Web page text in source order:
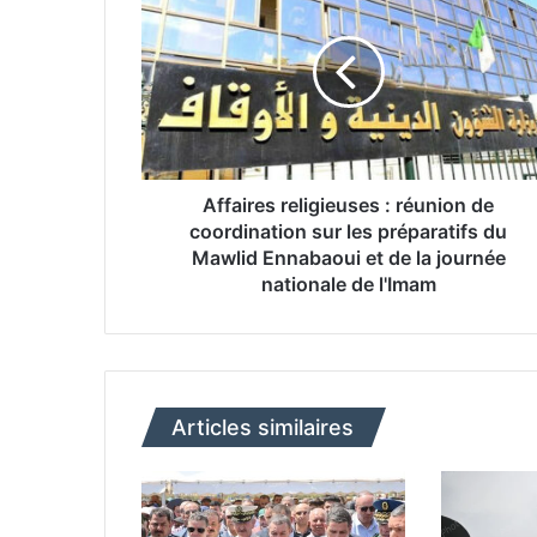
f
a
i
r
e
s
r
s
r
é
u
Affaires religieuses : réunion de
coordination sur les préparatifs du
Mawlid Ennabaoui et de la journée
nationale de l'Imam
Articles similaires